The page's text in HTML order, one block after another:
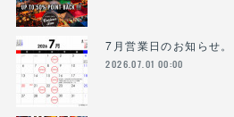
7月営業日のお知らせ。
2026.07.01 00:00